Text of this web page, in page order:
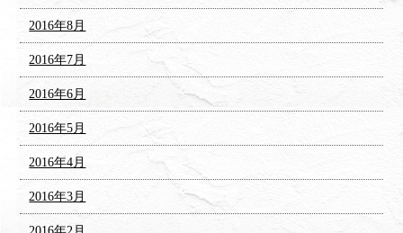
2016年8月
2016年7月
2016年6月
2016年5月
2016年4月
2016年3月